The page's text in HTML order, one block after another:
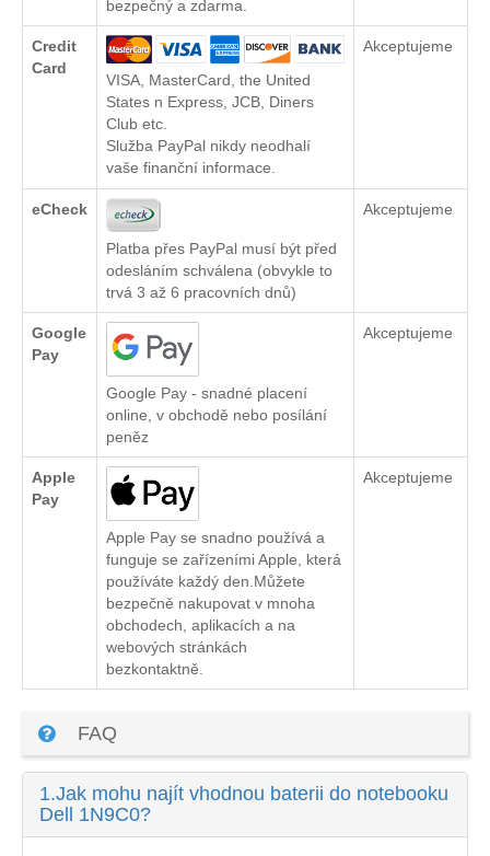
bezpečný a zdarma.
Credit
Card
VISA, MasterCard, the United
States n Express, JCB, Diners
Club etc.
Služba PayPal nikdy neodhalí
vaše finanční informace.
Akceptujeme
eCheck
Platba přes PayPal musí být před
odesláním schválena (obvykle to
trvá 3 až 6 pracovních dnů)
Akceptujeme
Google
Pay
Google Pay - snadné placení
online, v obchodě nebo posílání
peněz
Akceptujeme
Apple
Pay
Apple Pay se snadno používá a
funguje se zařízeními Apple, která
používáte každý den.Můžete
bezpečně nakupovat v mnoha
obchodech, aplikacích a na
webových stránkách
bezkontaktně.
Akceptujeme
FAQ
1.Jak mohu najít vhodnou baterii do notebooku
Dell 1N9C0?